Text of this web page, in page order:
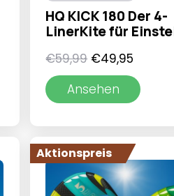
HQ KICK 180 Der 4-
LinerKite für
€59,99 Ursprünglicher
Preis
war:
€49,95
Preis
ist:
Ansehen
Aktionspreis